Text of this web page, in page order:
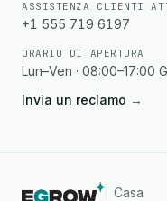
ASSISTENZA CLIENTI
+1 555 719 6197
ORARIO DI APERTURA
Lun–Ven · 08:00–17:00
Invia un reclamo →
Casa